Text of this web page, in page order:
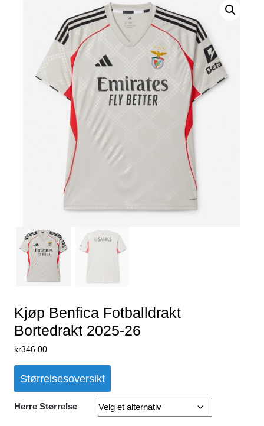
Kjøp Benfica Fotballdrakt
Bortedrakt 2025-26
kr346.00
Størrelsesoversikt
Herre Størrelse